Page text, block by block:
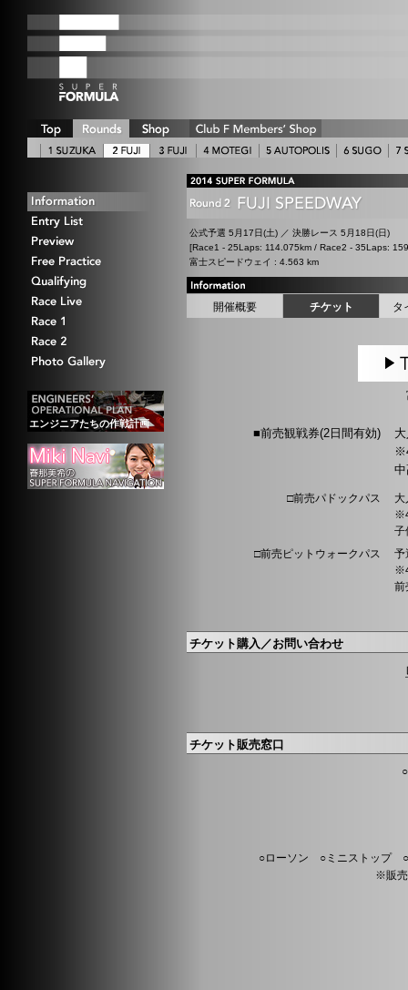
エンジニアたちの作戦計画
公式予選 5月17日(土) ／ 決勝レース 5月18日(日)
[Race1 - 25Laps: 114.075km / Race2 - 35Laps:
富士スピードウェイ : 4.563 km
開催概要 チケット タ
■前売観戦券(2日間有効)
□前売パドックパス
子
□前売ピットウォークパス
予
前
チケット購入／お問い合わせ
チケット販売窓口
○
○ローソン ○ミニストップ
※販売